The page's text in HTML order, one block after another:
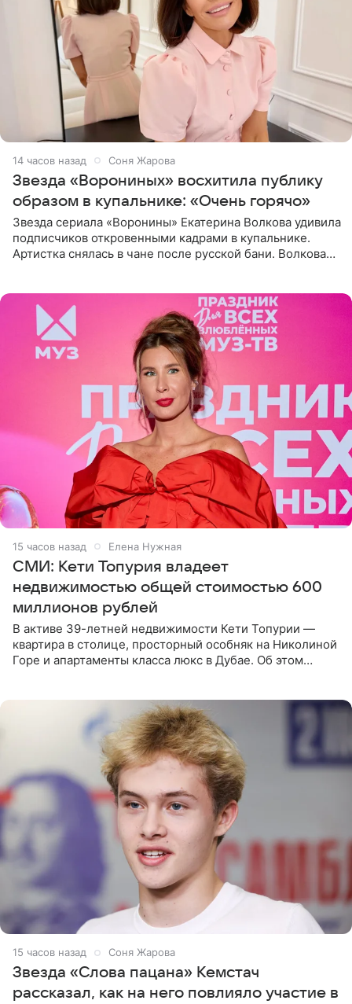
14 часов назад Соня Жарова
Звезда «Ворониных» восхитила публику
образом в купальнике: «Очень горячо»
Звезда сериала «Воронины» Екатерина Волкова удивила
подписчиков откровенными кадрами в купальнике.
Артистка снялась в чане после русской бани. Волкова
15 часов назад Елена Нужная
СМИ: Кети Топурия владеет
недвижимостью общей стоимостью 600
миллионов рублей
В активе 39-летней недвижимости Кети Топурии —
квартира в столице, просторный особняк на Николиной
Горе и апартаменты класса люкс в Дубае. Об этом
15 часов назад Соня Жарова
Звезда «Слова пацана» Кемстач
рассказал, как на него повлияло участие в